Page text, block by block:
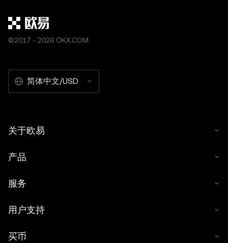
©2017 - 2026 OKX.COM
简体中文/USD
关于欧易
产品
服务
用户支持
买币